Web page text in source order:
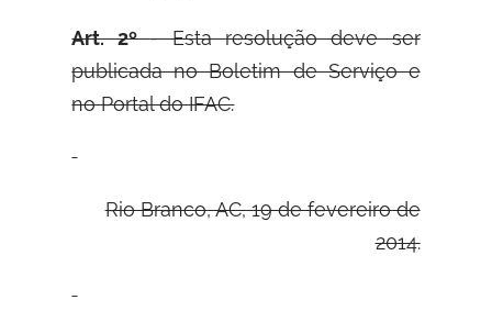
Art. 2º- Esta resolução deve ser
publicada no Boletim de Serviço e
no Portal do IFAC.
Rio Branco, AC, 19 de fevereiro de
2014.